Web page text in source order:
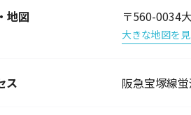
地図
〒560-0034
大きな地図を
ス 阪急宝塚線